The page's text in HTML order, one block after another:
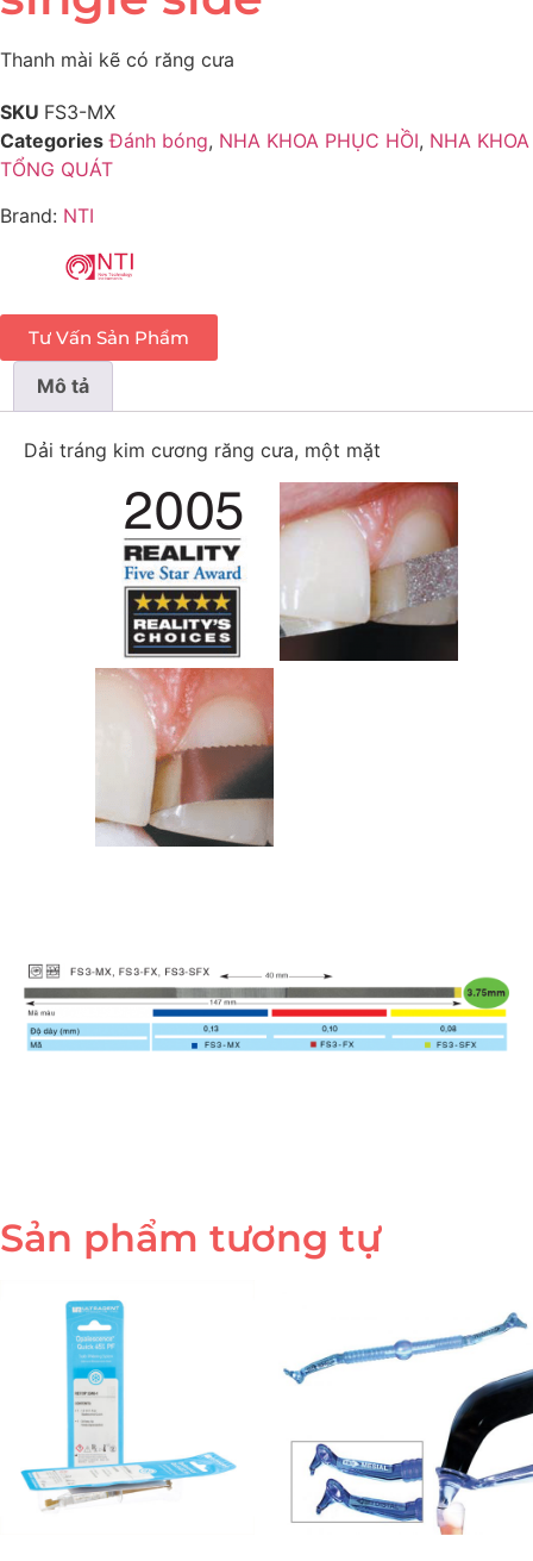
Thanh mài kẽ có răng cưa
SKU FS3-MX
Categories Đánh bóng, NHA KHOA PHỤC HỒI, NHA KHOA
TỔNG QUÁT
Brand: NTI
Tư Vấn Sản Phẩm
Mô tả
Dải tráng kim cương răng cưa, một mặt
Sản phẩm tương tự